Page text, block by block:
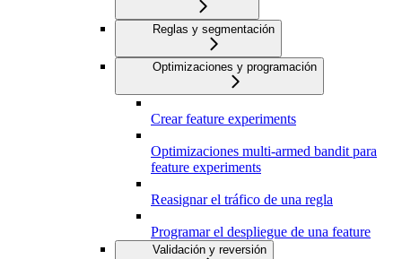
Reglas y segmentación
Optimizaciones y programación
Crear feature experiments
Optimizaciones multi-armed bandit para
feature experiments
Reasignar el tráfico de una regla
Programar el despliegue de una feature
Validación y reversión